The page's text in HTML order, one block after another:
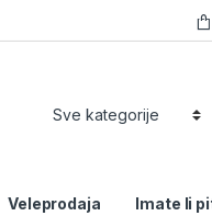
Veleprodaja Imate li